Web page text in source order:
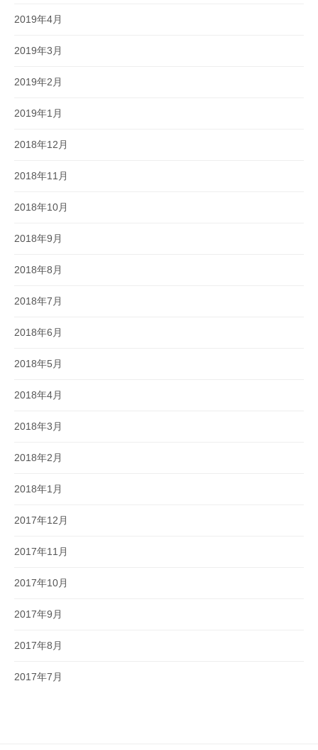
2019年4月
2019年3月
2019年2月
2019年1月
2018年12月
2018年11月
2018年10月
2018年9月
2018年8月
2018年7月
2018年6月
2018年5月
2018年4月
2018年3月
2018年2月
2018年1月
2017年12月
2017年11月
2017年10月
2017年9月
2017年8月
2017年7月